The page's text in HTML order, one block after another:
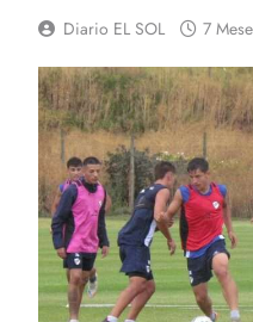
Diario EL SOL 7